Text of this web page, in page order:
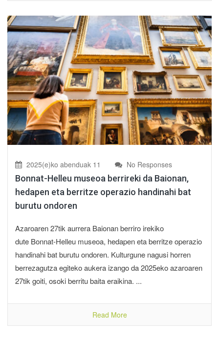
2025(e)ko abenduak 11 No Responses
Bonnat-Helleu museoa berrireki da Baionan,
hedapen eta berritze operazio handinahi bat
burutu ondoren
Azaroaren 27tik aurrera Baionan berriro irekiko
dute Bonnat-Helleu museoa, hedapen eta berritze operazio
handinahi bat burutu ondoren. Kulturgune nagusi horren
berrezagutza egiteko aukera izango da 2025eko azaroaren
27tik goiti, osoki berritu baita eraikina. ...
Read More